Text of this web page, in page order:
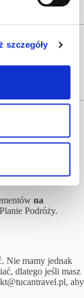
szczegóły
ceny mogą się z
czas realizacji
na
Podróży.
Nie mamy jednak
dlatego jeśli masz
aby